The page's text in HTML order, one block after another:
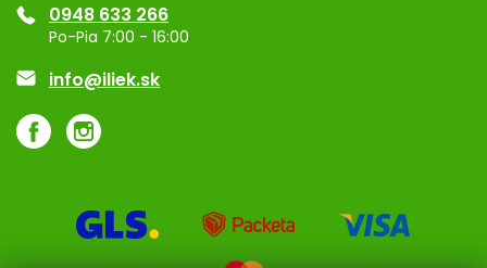
Značky0948 633 266
Po-Pia 7:00 - 16:00
info@iliek.sk